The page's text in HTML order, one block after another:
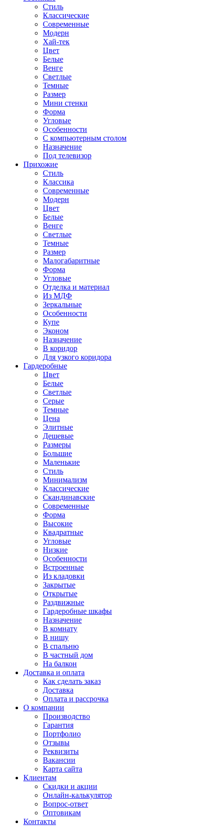
Стиль
Классические
Современные
Модерн
Хай-тек
Цвет
Белые
Венге
Светлые
Темные
Размер
Мини стенки
Форма
Угловые
Особенности
С компьютерным столом
Назначение
Под телевизор
Прихожие
Стиль
Классика
Современные
Модерн
Цвет
Белые
Венге
Светлые
Темные
Размер
Малогабаритные
Форма
Угловые
Отделка и материал
Из МДФ
Зеркальные
Особенности
Купе
Эконом
Назначение
В коридор
Для узкого коридора
Гардеробные
Цвет
Белые
Светлые
Серые
Темные
Цена
Элитные
Дешевые
Размеры
Большие
Маленькие
Стиль
Минимализм
Классические
Скандинавские
Современные
Форма
Высокие
Квадратные
Угловые
Низкие
Особенности
Встроенные
Из кладовки
Закрытые
Открытые
Раздвижные
Гардеробные шкафы
Назначение
В комнату
В нишу
В спальню
В частный дом
На балкон
Доставка и оплата
Как сделать заказ
Доставка
Оплата и рассрочка
О компании
Производство
Гарантия
Портфолио
Отзывы
Реквизиты
Вакансии
Карта сайта
Клиентам
Скидки и акции
Онлайн-калькулятор
Вопрос-ответ
Оптовикам
Контакты